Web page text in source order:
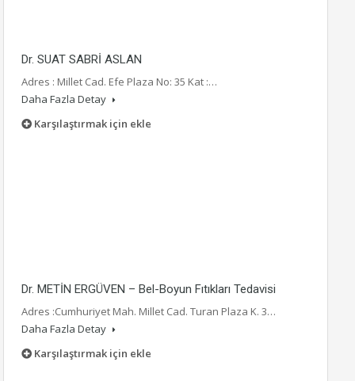
Dr. SUAT SABRİ ASLAN
Adres : Millet Cad. Efe Plaza No: 35 Kat :…
Daha Fazla Detay
Karşılaştırmak için ekle
Dr. METİN ERGÜVEN – Bel-Boyun Fıtıkları Tedavisi
Adres :Cumhuriyet Mah. Millet Cad. Turan Plaza K. 3…
Daha Fazla Detay
Karşılaştırmak için ekle